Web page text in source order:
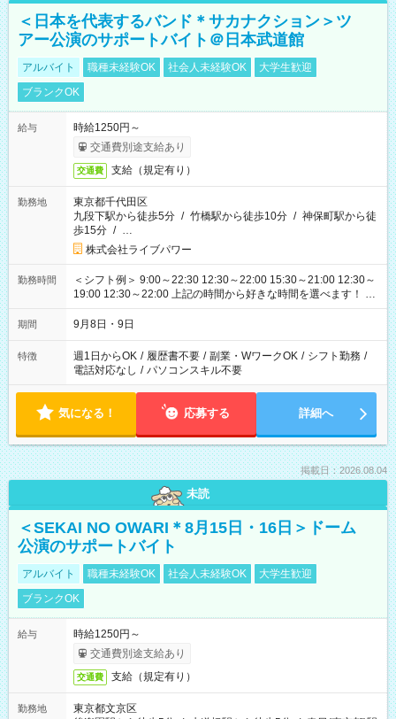
＜日本を代表するバンド＊サカナクション＞ツ
アー公演のサポートバイト＠日本武道館
アルバイト 職種未経験OK 社会人未経験OK
大学生歓迎
ブランクOK
給与
時給1250円～
交通費別途支給あり
交通費 支給（規定有り）
勤務地
東京都千代田区
九段下駅から徒歩5分 / 竹橋駅から徒歩10分 / 神保町駅から徒
歩15分 / …
株式会社ライブパワー
勤務時間
＜シフト例＞ 9:00～22:30 12:30～22:00 15:30～21:00 12:30～
19:00 12:30～22:00 上記の時間から好きな時間を選べます！ ※
時間は変更となる可能性があります
期間 9月8日・9日
特徴 週1日からOK / 履歴書不要 / 副業・WワークOK / シフト勤務 /
電話対応なし / パソコンスキル不要
気になる！ 応募する 詳細へ
掲載日：2026.08.04
未読
＜SEKAI NO OWARI＊8月15日・16日＞ドーム
公演のサポートバイト
アルバイト 職種未経験OK 社会人未経験OK
大学生歓迎
ブランクOK
給与
時給1250円～
交通費別途支給あり
交通費 支給（規定有り）
勤務地
東京都文京区